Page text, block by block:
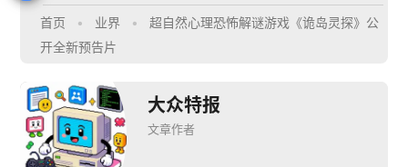
首页 • 业界 •
超自然心理恐怖解谜游戏《诡岛灵探》公
开全新预告片
大众特报
文章作者